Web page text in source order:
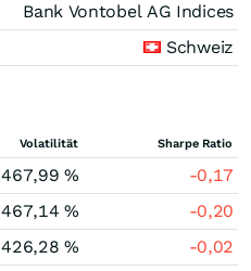
Bank Vontobel AG Indices
Schweiz
Volatilität Sharpe Ratio
467,99 %
-0,17
467,14 %
-0,20
426,28 %
-0,02